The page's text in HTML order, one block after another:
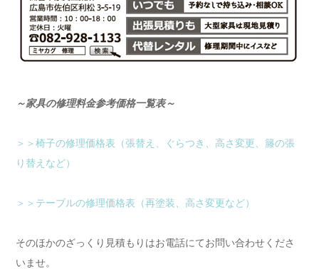
～家具の修理料金参考価格一覧表～
＞＞椅子の修理価格表（張替え、ぐらつき、高さ変更、籐の張
り替えなど）
＞＞テーブルの修理価格表（再塗装、高さ変更など）
そのほかのざっくり見積もりはお電話にてお問い合わせくださ
いませ。